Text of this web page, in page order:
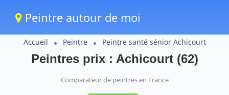
Peintre autour de moi
Accueil Peintre Peintre santé sénior Achicourt
Peintres prix : Achicourt (62)
Comparateur de peintres en France